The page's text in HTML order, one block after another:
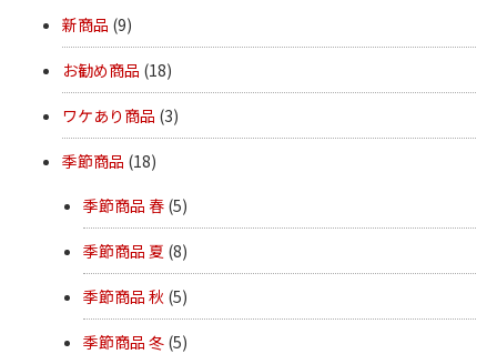
新商品 (9)
お勧め商品 (18)
ワケあり商品 (3)
季節商品 (18)
季節商品 春 (5)
季節商品 夏 (8)
季節商品 秋 (5)
季節商品 冬 (5)